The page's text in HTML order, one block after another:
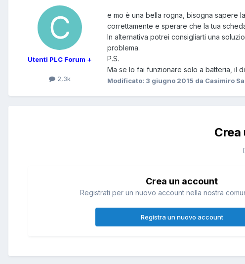
Utenti PLC Forum +
2,3k
e mo è una bella rogna, bisogna sapere
correttamente e sperare che la tua
In alternativa potrei consigliarti una
problema.
P.S.
Ma se lo fai funzionare solo a batteria, il
Modificato: 3 giugno 2015 da Casimiro
Crea
Crea un account
Registrati per un nuovo account nella nostra
Registra un nuovo account